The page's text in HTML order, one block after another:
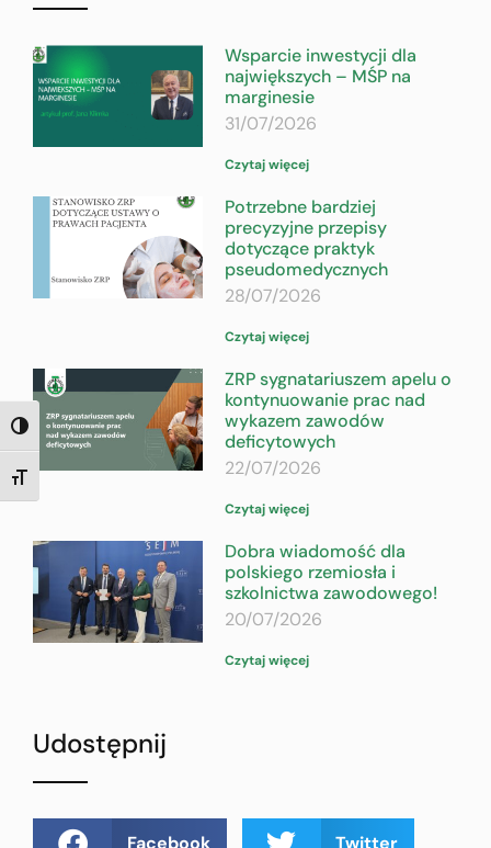
TOGGLE HIGH CONTRAST
TOGGLE FONT SIZE
Wsparcie inwestycji dla
największych – MŚP na
marginesie
31/07/2026
Czytaj więcej
Potrzebne bardziej
precyzyjne przepisy
dotyczące praktyk
pseudomedycznych
28/07/2026
Czytaj więcej
ZRP sygnatariuszem apelu o
kontynuowanie prac nad
wykazem zawodów
deficytowych
22/07/2026
Czytaj więcej
Dobra wiadomość dla
polskiego rzemiosła i
szkolnictwa zawodowego!
20/07/2026
Czytaj więcej
Udostępnij
Facebook Twitter